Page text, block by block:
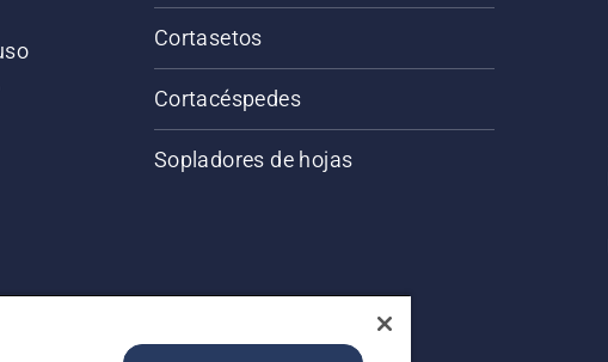
Cortasetos
Cortacéspedes
Sopladores de hojas